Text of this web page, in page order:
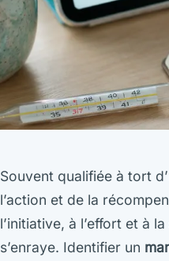
Souvent qualifiée à tort
l’action et de la
l’initiative, à l’effort et à
s’enraye. Identifier un